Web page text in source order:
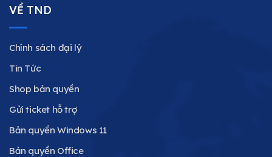
VỀ TND
Chính sách đại lý
Tin Tức
Shop bản quyền
Gửi ticket hỗ trợ
Bản quyền Windows 11
Bản quyền Office